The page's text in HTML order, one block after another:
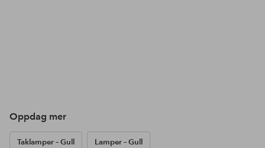
Oppdag mer
Taklamper – Gull Lamper – Gull